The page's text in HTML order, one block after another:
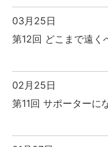
03月25日
第12回 どこまで遠く
02月25日
第11回 サポーターに